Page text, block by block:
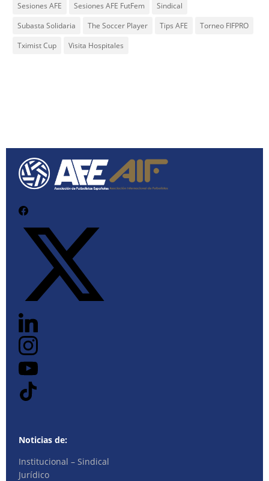
Sesiones AFE
Sesiones AFE FutFem
Sindical
Subasta Solidaria
The Soccer Player Tips AFE
Torneo FIFPRO
Tximist Cup
Visita Hospitales
Noticias de:
Institucional – Sindical
Jurídico